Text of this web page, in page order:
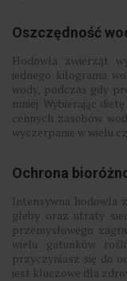
Oszczędność
Hodowla zwierząt
jednego kilograma
wody, podczas gdy
mniej. Wybierając
cennych zasobów
wyczerpanie w wielu
Ochrona
Intensywna hodowla
gleby oraz utraty
przemysłowego
wielu gatunków
przyczyniasz się do
jest kluczowe dla